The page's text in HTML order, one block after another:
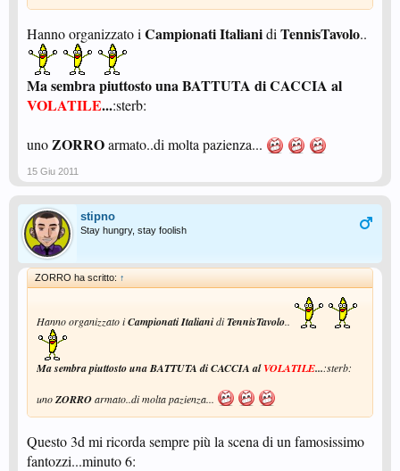
Hanno organizzato i Campionati Italianidi TennisTavolo..
Ma sembra piuttosto una BATTUTA di CACCIA al
VOLATILE...:sterb:
unoZORROarmato..di molta pazienza...
15 Giu 2011
stipno
Stay hungry, stay foolish
ZORRO ha scritto: ↑
Hanno organizzato iCampionati ItalianidiTennisTavolo..
Ma sembra piuttosto una BATTUTA di CACCIA alVOLATILE...:sterb:
unoZORROarmato..di molta pazienza...
Questo 3d mi ricorda sempre più la scena di un famosissimo
fantozzi...minuto 6: